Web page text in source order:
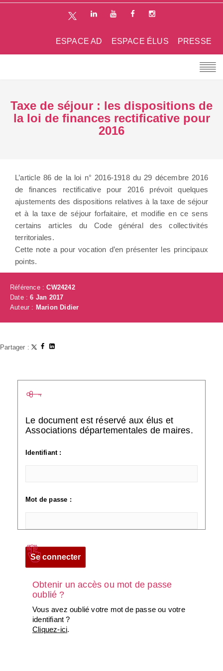
PRESSE
ESPACE ÉLUS
ESPACE AD
Taxe de séjour : les dispositions de
la loi de finances rectificative pour
2016
L’article 86 de la loi n° 2016-1918 du 29 décembre 2016
de finances rectificative pour 2016 prévoit quelques
ajustements des dispositions relatives à la taxe de séjour
et à la taxe de séjour forfaitaire, et modifie en ce sens
certains articles du Code général des collectivités
territoriales.
Cette note a pour vocation d’en présenter les principaux
points.
Référence :CW24242
Date :6 Jan 2017
Auteur : Marion Didier
Partager :
Le document est réservé aux élus et
Associations départementales de maires.
Identifiant :
Mot de passe :
Obtenir un accès ou mot de passe
oublié ?
Vous avez oublié votre mot de passe ou votre
identifiant ?
Cliquez-ici.